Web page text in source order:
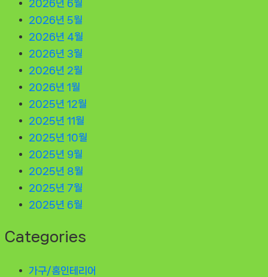
2026년 6월
2026년 5월
2026년 4월
2026년 3월
2026년 2월
2026년 1월
2025년 12월
2025년 11월
2025년 10월
2025년 9월
2025년 8월
2025년 7월
2025년 6월
Categories
가구/홈인테리어